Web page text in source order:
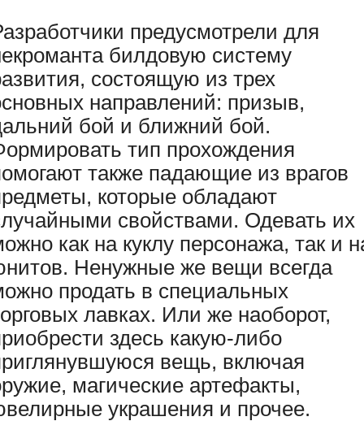
предусмотрели для
билдовую систему
состоящую из трех
направлений: призыв,
бой и ближний бой.
тип прохождения
также падающие из врагов
которые обладают
свойствами. Одевать их
как на куклу персонажа, так и
Ненужные же вещи всегда
продать в специальных
лавках. Или же наоборот,
здесь какую-либо
вещь, включая
магические артефакты,
украшения и прочее.